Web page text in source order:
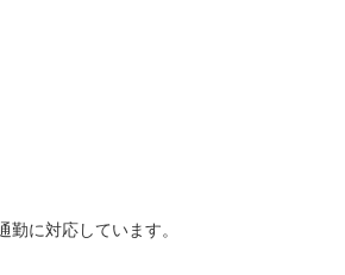
勤に対応しています。